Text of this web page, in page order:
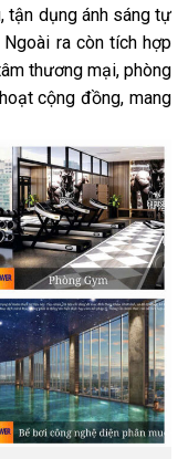
tận dụng ánh sáng tự
ra còn tích hợp
thương mại, phòng
cộng đồng, mang